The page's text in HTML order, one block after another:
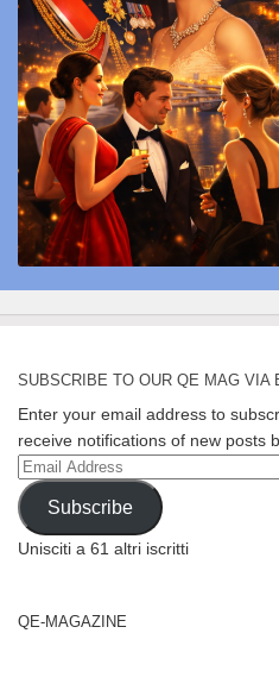
SUBSCRIBE TO OUR QE MAG VIA
Enter your email address to
receive notifications of new posts
Email
Address
Subscribe
Unisciti a 61 altri iscritti
QE-MAGAZINE